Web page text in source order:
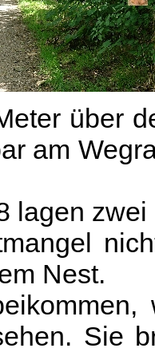
über
am
lagen
Nest.
Sie